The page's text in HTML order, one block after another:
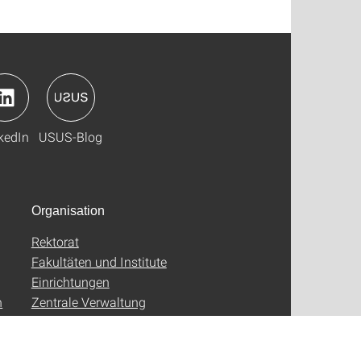
USUS-Blog
Organisation
Rektorat
Fakultäten und Institute
Einrichtungen
Zentrale Verwaltung